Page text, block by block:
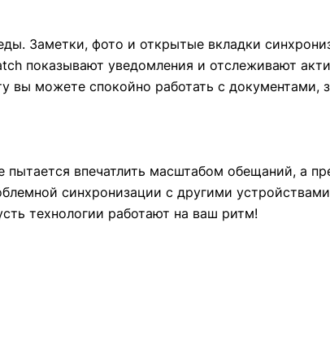
Заметки, фото и открытые вкладки
показывают уведомления и отслеживают
можете спокойно работать с документами,
впечатлить масштабом обещаний, а
синхронизации с другими
технологии работают на ваш ритм!